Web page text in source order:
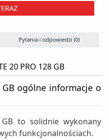
Pytania i odpowiedzi (0)
20 PRO 128 GB
ogólne informacje o
to solidnie wykonany
funkcjonalnościach.